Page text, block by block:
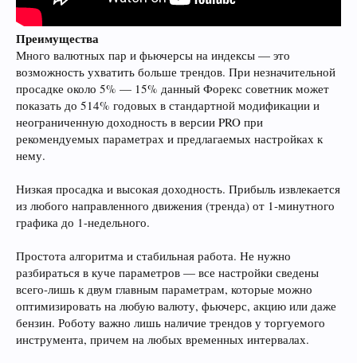
Преимущества
Много валютных пар и фьючерсы на индексы — это
возможность ухватить больше трендов. При незначительной
просадке около 5% — 15% данный Форекс советник может
показать до 514% годовых в стандартной модификации и
неограниченную доходность в версии PRO при
рекомендуемых параметрах и предлагаемых настройках к
нему.
Низкая просадка и высокая доходность. Прибыль извлекается
из любого направленного движения (тренда) от 1-минутного
графика до 1-недельного.
Простота алгоритма и стабильная работа. Не нужно
разбираться в куче параметров — все настройки сведены
всего-лишь к двум главным параметрам, которые можно
оптимизировать на любую валюту, фьючерс, акцию или даже
бензин. Роботу важно лишь наличие трендов у торгуемого
инструмента, причем на любых временных интервалах.